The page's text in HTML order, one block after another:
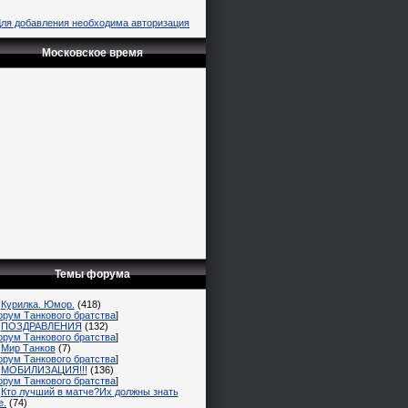
добавления необходима авторизация
Московское время
Темы форума
Курилка. Юмор. (418)
Танкового братства]
ПОЗДРАВЛЕНИЯ (132)
Танкового братства]
Мир Танков (7)
Танкового братства]
МОБИЛИЗАЦИЯ!!! (136)
Танкового братства]
Кто лучший в матче?Их должны знать
(74)